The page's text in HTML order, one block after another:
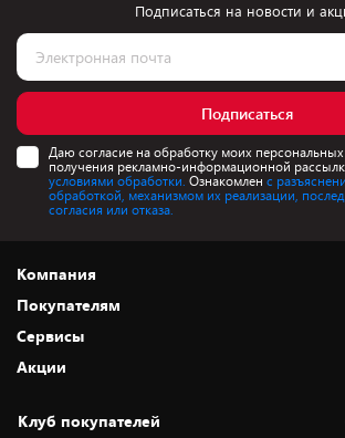
Подписаться на новости и
Подписаться
Даю согласие на обработку моих
получения рекламно-информационной
условиями обработки. Ознакомлен с
обработкой, механизмом их реализации,
согласия или отказа.
Компания
О нас
Адреса магазинов
Новости
Статьи и обзоры
Покупателям
Как сделать заказ
Оплата и доставка
Безналичный расчёт
Сервисы
Установка техники
Акции
Скидки и промокоды
Клуб покупателей